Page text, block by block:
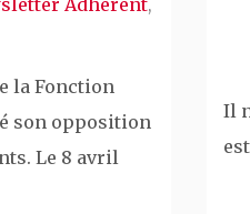
,
la Fonction
son opposition
Le 8 avril
Il